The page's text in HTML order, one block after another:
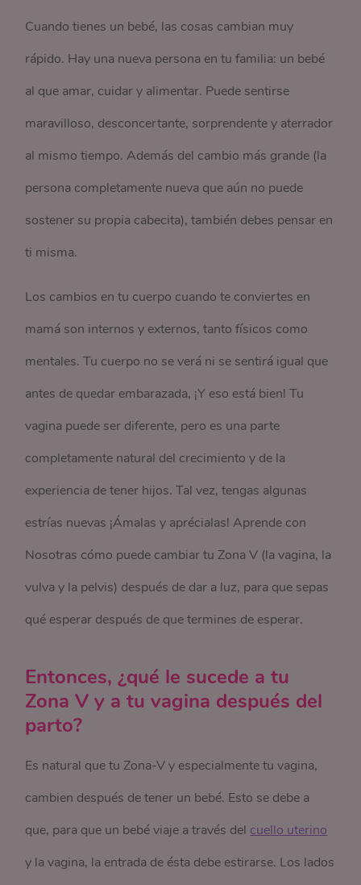
Cuando tienes un bebé, las cosas cambian muy
rápido. Hay una nueva persona en tu familia: un bebé
al que amar, cuidar y alimentar. Puede sentirse
maravilloso, desconcertante, sorprendente y aterrador
al mismo tiempo. Además del cambio más grande (la
persona completamente nueva que aún no puede
sostener su propia cabecita), también debes pensar en
ti misma.
Los cambios en tu cuerpo cuando te conviertes en
mamá son internos y externos, tanto físicos como
mentales. Tu cuerpo no se verá ni se sentirá igual que
antes de quedar embarazada, ¡Y eso está bien! Tu
vagina puede ser diferente, pero es una parte
completamente natural del crecimiento y de la
experiencia de tener hijos. Tal vez, tengas algunas
estrías nuevas ¡Ámalas y aprécialas! Aprende con
Nosotras cómo puede cambiar tu Zona V (la vagina, la
vulva y la pelvis) después de dar a luz, para que sepas
qué esperar después de que termines de esperar.
Entonces, ¿qué le sucede a tu
Zona V y a tu vagina después del
parto?
Es natural que tu Zona-V y especialmente tu vagina,
cambien después de tener un bebé. Esto se debe a
que, para que un bebé viaje a través del cuello uterino
y la vagina, la entrada de ésta debe estirarse. Los lados